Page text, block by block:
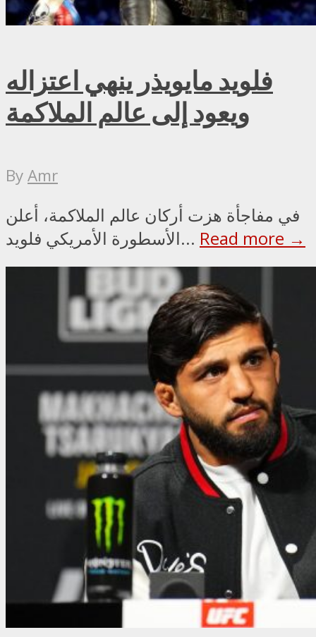
فلويد مايويذر ينهي اعتزاله
ويعود إلى عالم الملاكمة
ByAmr
في مفاجأة هزت أركان عالم الملاكمة، أعلن
الأسطورة الأمريكي فلويد... Read more →